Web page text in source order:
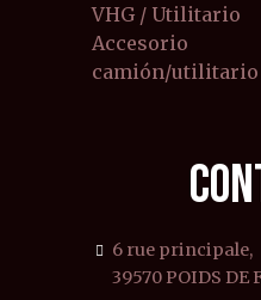
VHG / Utilitario
Accesorio
camión/utilitario
6 rue principale,
39570 POIDS DE